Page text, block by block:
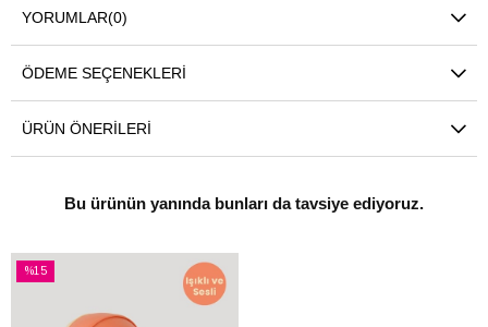
YORUMLAR(0)
ÖDEME SEÇENEKLERI
ÜRÜN ÖNERILERI
Bu ürünün yanında bunları da tavsiye ediyoruz.
%15